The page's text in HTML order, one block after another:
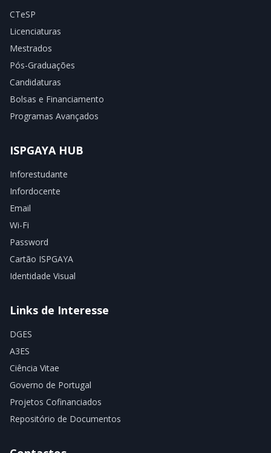
CTeSP
Licenciaturas
Mestrados
Pós-Graduações
Candidaturas
Bolsas e Financiamento
Programas Avançados
ISPGAYA HUB
Inforestudante
Infordocente
Email
Wi-Fi
Password
Cartão ISPGAYA
Identidade Visual
Links de Interesse
DGES
A3ES
Ciência Vitae
Governo de Portugal
Projetos Cofinanciados
Repositório de Documentos